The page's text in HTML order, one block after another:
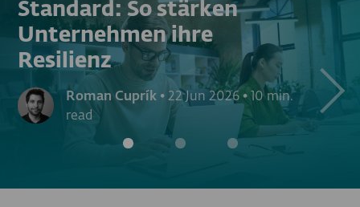
Roman Cuprík • 22 Jun 2026 • 10 min.
read
Standard: So stärken
Unternehmen ihre
Resilienz
Next